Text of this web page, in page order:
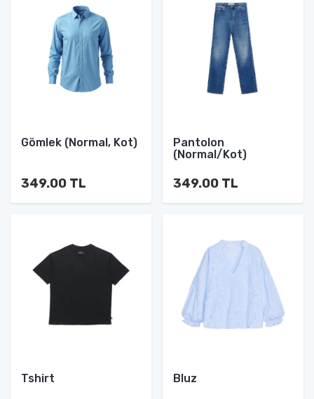
Gömlek (Normal, Kot)
349.00 TL
Pantolon
(Normal/Kot)
349.00 TL
Tshirt Bluz